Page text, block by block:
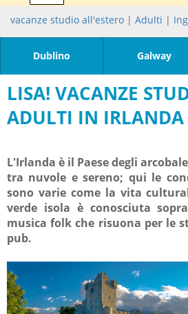
vacanze studio all'estero | Adulti |
Dublino Galway
LISA! VACANZE
ADULTI IN IRLANDA
L'Irlanda è il Paese degli
tra nuvole e sereno; qui le
sono varie come la vita
verde isola è conosciuta
musica folk che risuona per le
pub.